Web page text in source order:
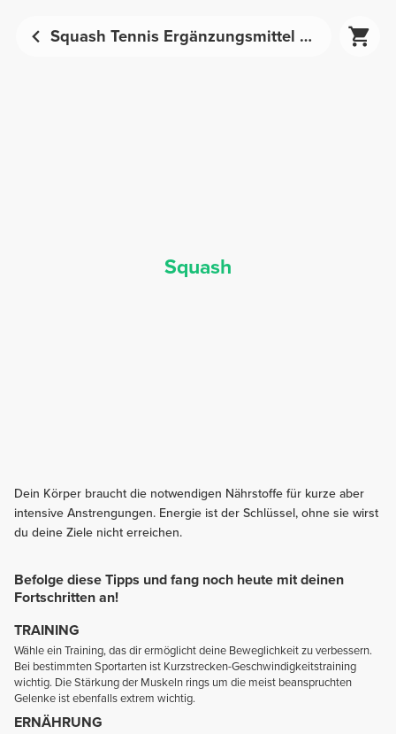
Squash Tennis Ergänzungsmittel - Sporternährung | Prozis
Squash
Dein Körper braucht die notwendigen Nährstoffe für kurze aber
intensive Anstrengungen. Energie ist der Schlüssel, ohne sie wirst
du deine Ziele nicht erreichen.
Befolge diese Tipps und fang noch heute mit deinen
Fortschritten an!
TRAINING
Wähle ein Training, das dir ermöglicht deine Beweglichkeit zu verbessern.
Bei bestimmten Sportarten ist Kurzstrecken-Geschwindigkeitstraining
wichtig. Die Stärkung der Muskeln rings um die meist beanspruchten
Gelenke ist ebenfalls extrem wichtig.
ERNÄHRUNG